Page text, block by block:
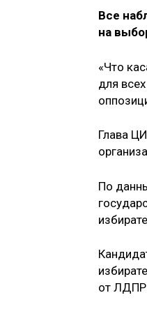
Все
на
«Что
для
Глава
По
от ЛДПР